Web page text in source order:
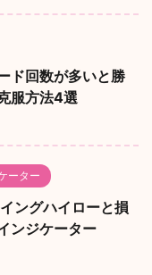
ド回数が多いと勝
服方法4選
ーター
ングハイローと損
ンジケーター